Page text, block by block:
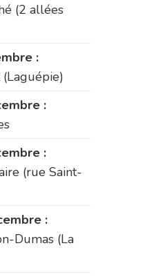
(2 allées
:
:
:
(rue Saint-
:
Dumas (La